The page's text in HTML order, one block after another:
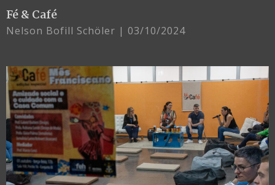
Fé & Café
Nelson Bofill Schöler 03/10/2024